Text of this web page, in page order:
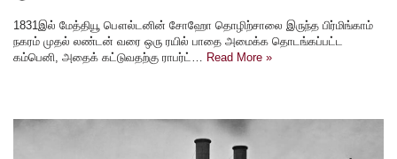
1831இல் மேத்தியூ பௌல்டனின் சோஹோ தொழிற்சாலை இருந்த பிர்மிங்காம்
நகரம் முதல் லண்டன் வரை ஒரு ரயில் பாதை அமைக்க தொடங்கப்பட்ட
கம்பெனி, அதைக் கட்டுவதற்கு ராபர்ட்…
Read More »